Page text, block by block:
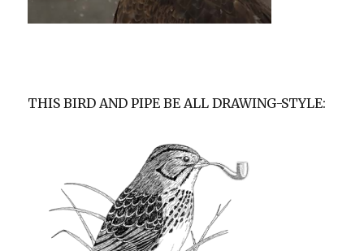
THIS BIRD AND PIPE BE ALL DRAWING-STYLE: